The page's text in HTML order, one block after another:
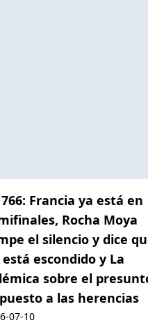
766: Francia ya está en
Rocha Moya
el silencio y dice
escondido y La
sobre el
a las herencias
07-10